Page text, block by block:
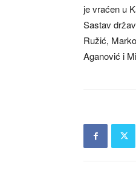
je vraćen u
Sastav
Ružić,
Aganović i